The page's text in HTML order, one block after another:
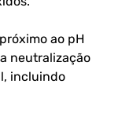
ao pH
neutralização
incluindo